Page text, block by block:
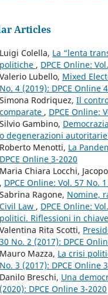
Articles
Luigi Colella, La “lenta
politiche , DPCE Online:
Valerio Lubello, Mixed
No. 4 (2019): DPCE Online
Simona Rodriquez, Il
comparate , DPCE Online:
Silvio Gambino,
o degenerazioni
Roberto Menotti, La
DPCE Online 3-2020
Maria Chiara Locchi,
, DPCE Online: Vol. 57 No.
Sabrina Ragone, Nomine,
Civil Law , DPCE Online:
politici. Riflessioni in
Valentina Rita Scotti,
30 No. 2 (2017): DPCE
Mauro Mazza, La crisi
No. 3 (2017): DPCE Online
Danilo Breschi, Una
(2020): DPCE Online 3-2020